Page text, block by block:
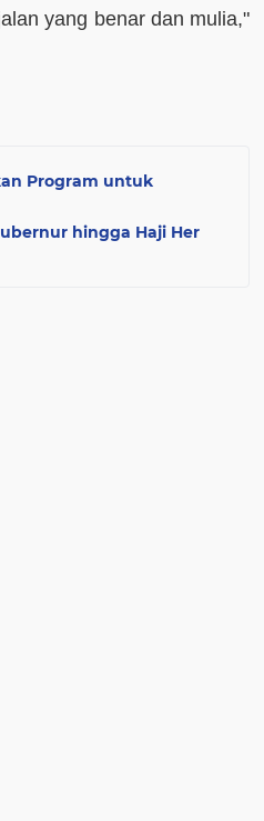
yang benar dan mulia,"
Program untuk
hingga Haji Her